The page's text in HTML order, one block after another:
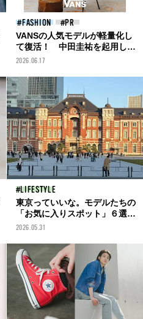
FASHION
VANSの人気モデルが軽量化し
て復活！ 中田圭祐を起用した
限定ビジュアルも話題の
ク
2026.06.17
LIFESTYLE
東京っていいな。モデルたちの
「お気に入りスポット」６選。
東京駅が見えるカフェ、浅草、
2026.05.31